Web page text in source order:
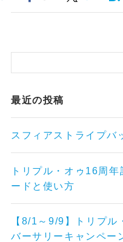
最近の投稿
スフィアストライプバ
トリプル・オゥ16周
ードと使い方
【8/1～9/9】トリプ
バーサリーキャンペー